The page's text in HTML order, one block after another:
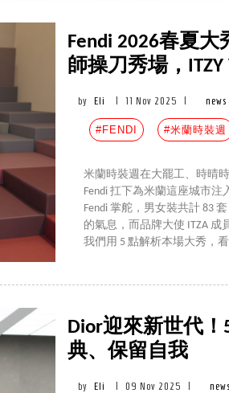
Fendi 2026春夏
師操刀秀場，
by Eli 11 Nov 2025 news
#FENDI #米蘭時裝週
米蘭時裝週在大罷工、時晴
Fendi 扛下為米蘭這座城市注
Fendi 掌舵，男女裝共計 83
的氣息，而品牌大使 ITZA 成
我們用 5 點解析本場大秀，
Dior迎來新世代
典、保留自我
by Eli 09 Nov 2025 news